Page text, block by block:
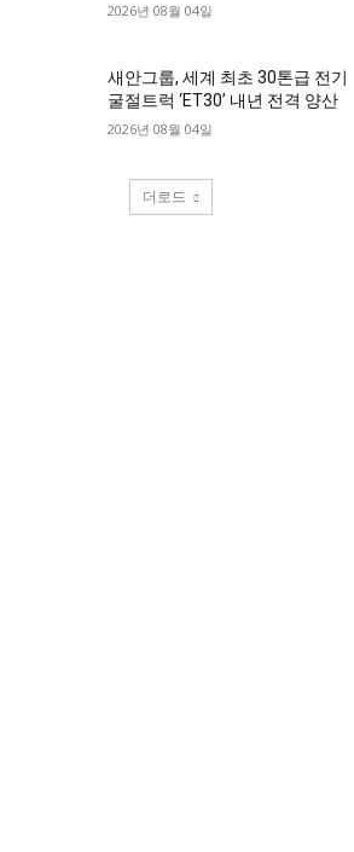
2026년 08월 04일
새안그룹, 세계 최초 30톤급 전기
굴절트럭 ‘ET30’ 내년 전격 양산
2026년 08월 04일
더로드